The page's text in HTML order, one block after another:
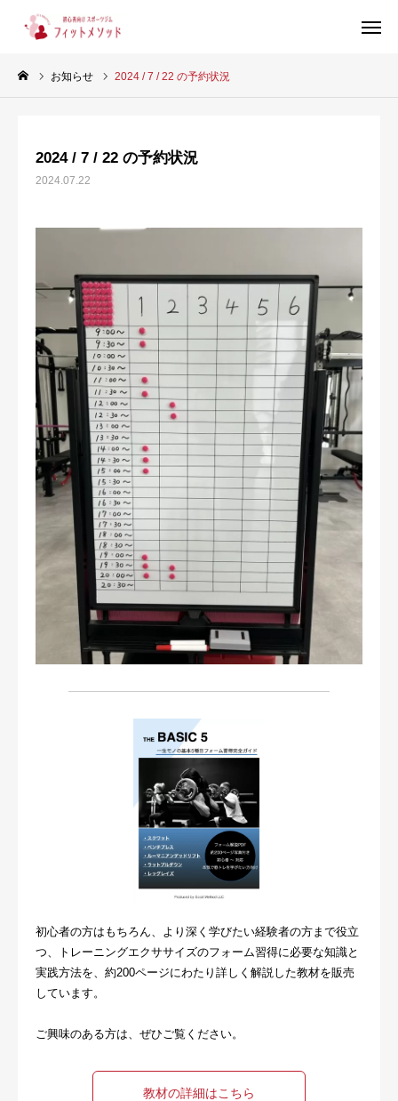
お知らせ 2024 / 7 / 22 の予約状況
2024 / 7 / 22 の予約状況
2024.07.22
初心者の方はもちろん、より深く学びたい経験者の方まで役立
つ、トレーニングエクササイズのフォーム習得に必要な知識と
実践方法を、約200ページにわたり詳しく解説した教材を販売
しています。
ご興味のある方は、ぜひご覧ください。
教材の詳細はこちら
当ジムについて
お客様の声
ブログ
店舗情報
お問い合わせ・ご予約
会則等